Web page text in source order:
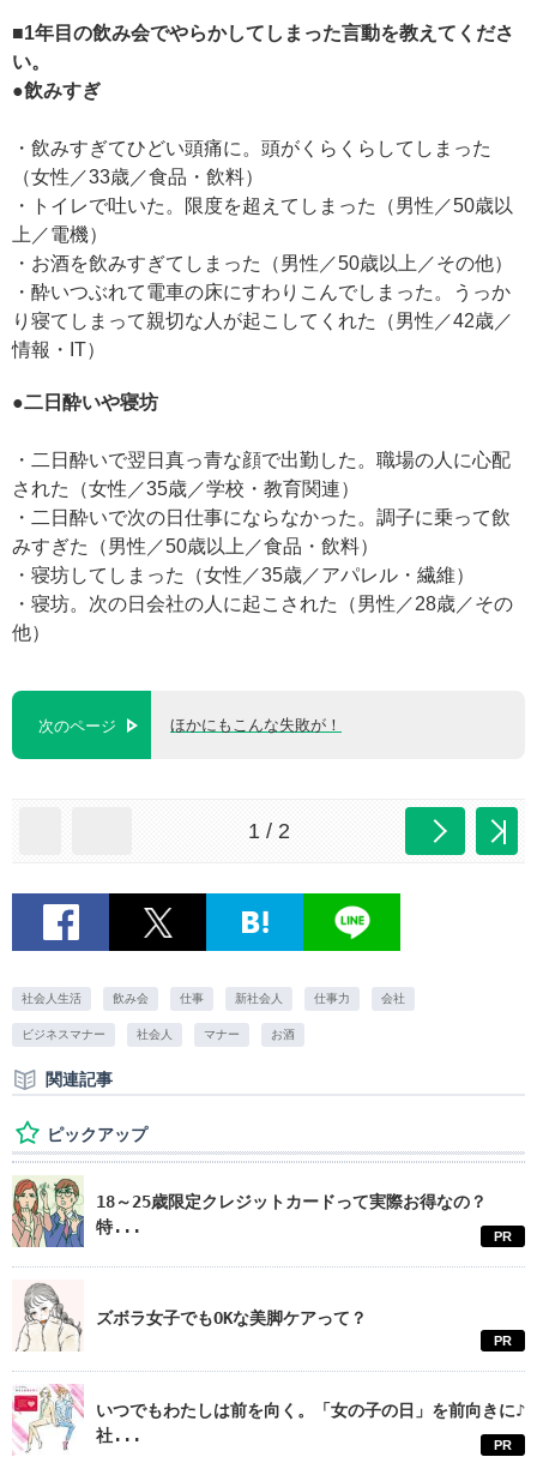
■1年目の飲み会でやらかしてしまった言動を教えてくださ
い。
●飲みすぎ
・飲みすぎてひどい頭痛に。頭がくらくらしてしまった
（女性／33歳／食品・飲料）
・トイレで吐いた。限度を超えてしまった（男性／50歳以
上／電機）
・お酒を飲みすぎてしまった（男性／50歳以上／その他）
・酔いつぶれて電車の床にすわりこんでしまった。うっか
り寝てしまって親切な人が起こしてくれた（男性／42歳／
情報・IT）
●二日酔いや寝坊
・二日酔いで翌日真っ青な顔で出勤した。職場の人に心配
された（女性／35歳／学校・教育関連）
・二日酔いで次の日仕事にならなかった。調子に乗って飲
みすぎた（男性／50歳以上／食品・飲料）
・寝坊してしまった（女性／35歳／アパレル・繊維）
・寝坊。次の日会社の人に起こされた（男性／28歳／その
他）
次のページ ほかにもこんな失敗が！
1 / 2
社会人生活 飲み会 仕事 新社会人 仕事力 会社
ビジネスマナー 社会人 マナー お酒
関連記事
ピックアップ
18～25歳限定クレジットカードって実際お得なの？
特...
PR
ズボラ女子でもOKな美脚ケアって？
PR
いつでもわたしは前を向く。「女の子の日」を前向きに♪
社...
PR